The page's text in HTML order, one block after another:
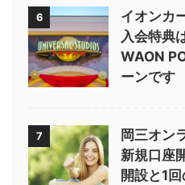
6
イオンカ
入会特典
WAON
ーンです
7
岡三オン
新規口座
開設と1